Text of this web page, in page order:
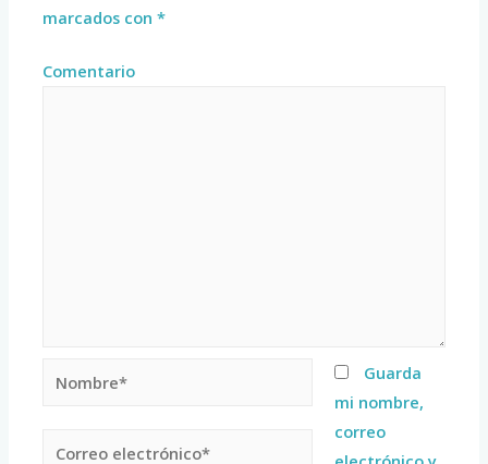
marcados con*
Comentario
Guarda
mi nombre,
correo